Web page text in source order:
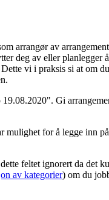
arrangør av
deg av eller planlegger
vi i praksis si at om
Gi
for å legge inn
feltet ignorert da det
av kategorier) om du